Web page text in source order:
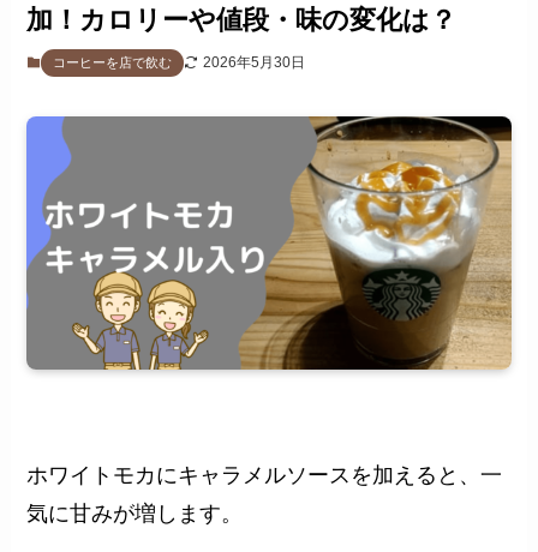
加！カロリーや値段・味の変化は？
コーヒーを店で飲む 2026年5月30日
ホワイトモカにキャラメルソースを加えると、一
気に甘みが増します。